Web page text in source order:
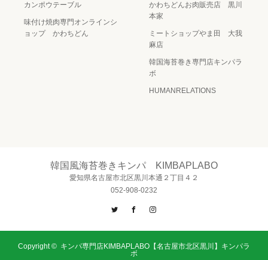
カンポウテーブル
味付け焼肉専門オンラインシ
ョップ かわちどん
かわちどんお肉販売店 黒川
本家
ミートショップやま田 大我
麻店
韓国海苔巻き専門店キンパラ
ボ
HUMANRELATIONS
韓国風海苔巻きキンパ KIMBAPLABO
愛知県名古屋市北区黒川本通２丁目４２
052-908-0232
Twitter
Facebook
Copyright © キンパ専門店KIMBAPLABO【名古屋市北区黒川】キンパラ
ボ